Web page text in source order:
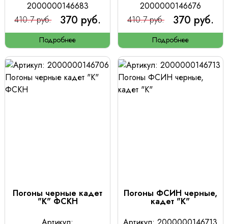
2000000146683
410.7 руб.
370 руб.
Подробнее
2000000146676
410.7 руб.
370 руб.
Подробнее
Погоны черные кадет
"К" ФСКН
Погоны ФСИН черные,
кадет "К"